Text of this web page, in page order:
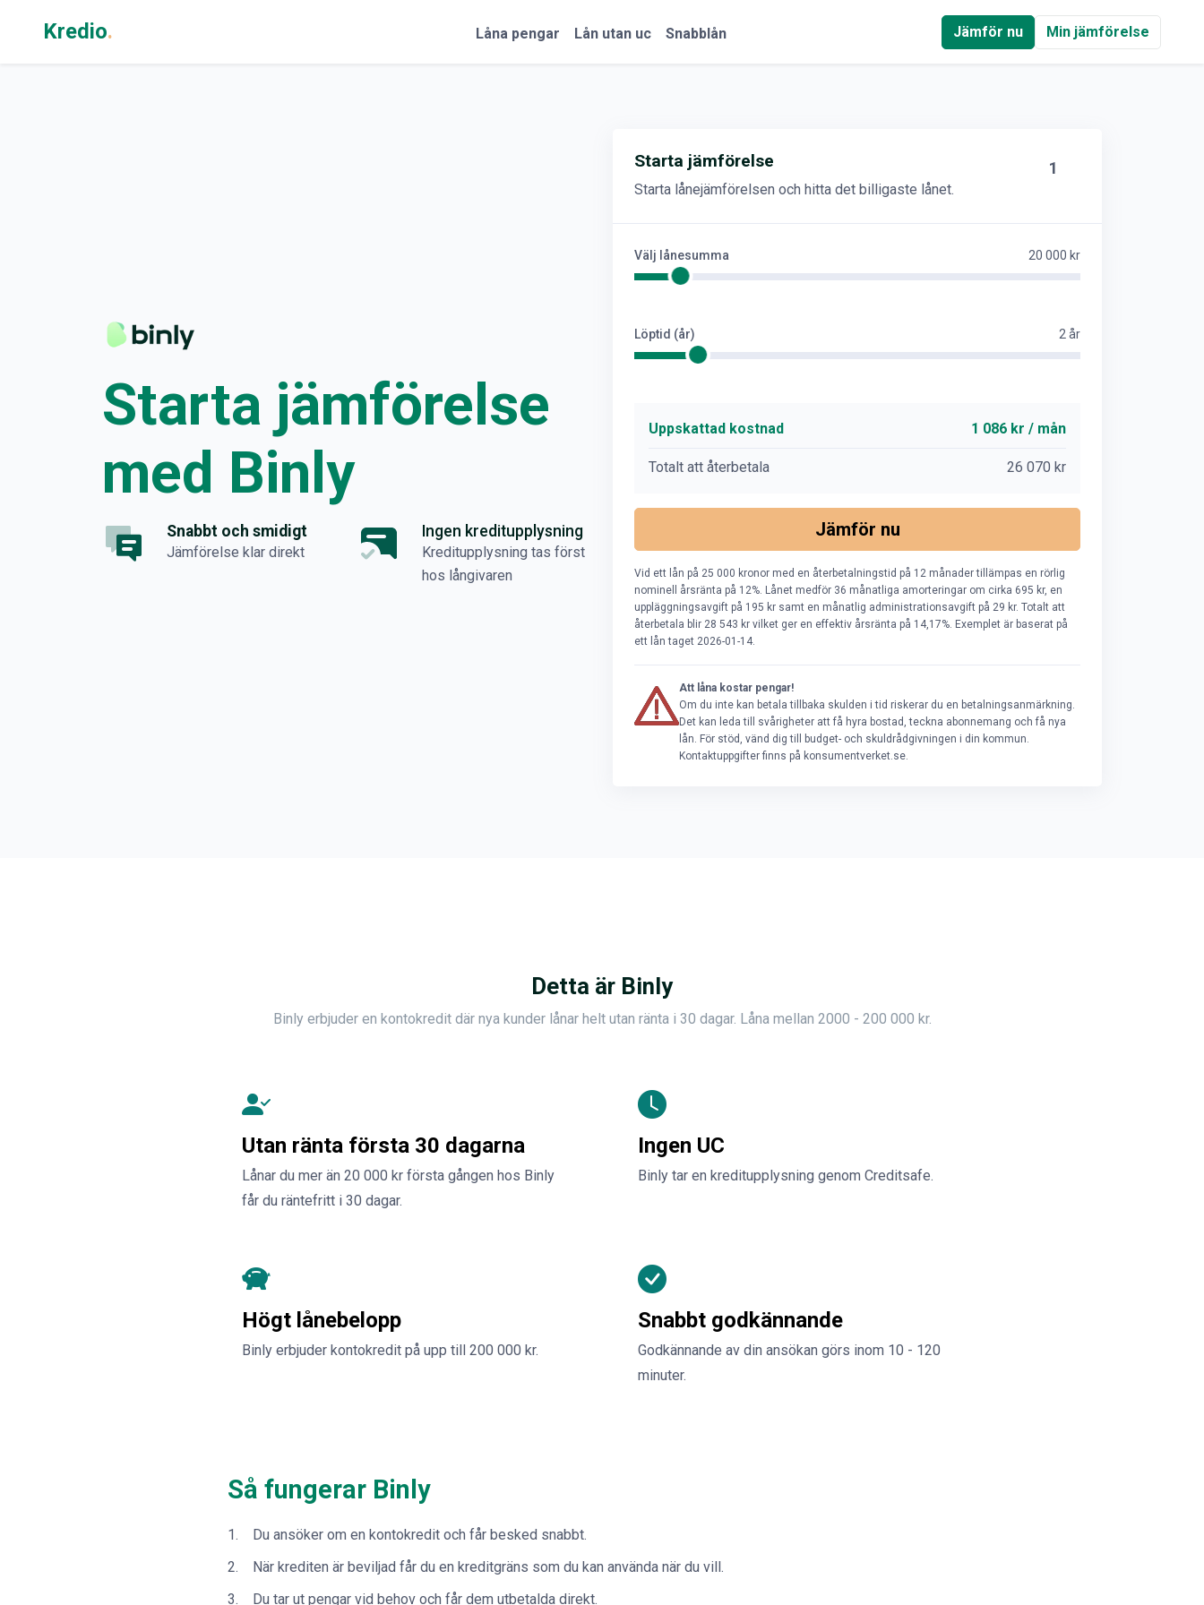
Kredio. Låna pengar Lån utan uc Snabblån Jämför nu Min jämförelse
Starta jämförelse
med Binly
Snabbt och smidigt
Jämförelse klar direkt
Ingen kreditupplysning
Kreditupplysning tas först
hos långivaren
Starta jämförelse
Starta lånejämförelsen och hitta det billigaste lånet.
1
Välj lånesumma 20 000 kr
Löptid (år) 2 år
Uppskattad kostnad 1 086 kr / mån
Totalt att återbetala 26 070 kr
Jämför nu
Vid ett lån på 25 000 kronor med en återbetalningstid på 12 månader tillämpas en rörlig
nominell årsränta på 12%. Lånet medför 36 månatliga amorteringar om cirka 695 kr, en
uppläggningsavgift på 195 kr samt en månatlig administrationsavgift på 29 kr. Totalt att
återbetala blir 28 543 kr vilket ger en effektiv årsränta på 14,17%. Exemplet är baserat på
ett lån taget 2026-01-14.
Att låna kostar pengar!
Om du inte kan betala tillbaka skulden i tid riskerar du en betalningsanmärkning.
Det kan leda till svårigheter att få hyra bostad, teckna abonnemang och få nya
lån. För stöd, vänd dig till budget- och skuldrådgivningen i din kommun.
Kontaktuppgifter finns på konsumentverket.se.
Detta är Binly
Binly erbjuder en kontokredit där nya kunder lånar helt utan ränta i 30 dagar. Låna mellan 2000 - 200 000 kr.
Utan ränta första 30 dagarna
Lånar du mer än 20 000 kr första gången hos Binly
får du räntefritt i 30 dagar.
Ingen UC
Binly tar en kreditupplysning genom Creditsafe.
Högt lånebelopp
Binly erbjuder kontokredit på upp till 200 000 kr.
Snabbt godkännande
Godkännande av din ansökan görs inom 10 - 120
minuter.
Så fungerar Binly
Du ansöker om en kontokredit och får besked snabbt.
När krediten är beviljad får du en kreditgräns som du kan använda när du vill.
Du tar ut pengar vid behov och får dem utbetalda direkt.